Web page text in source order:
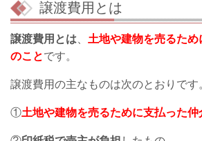
譲渡費用とは
譲渡費用とは
土地や建物を売るため
のことです。
譲渡費用の主なものは次のとおりです
①土地や建物を売るために支払った仲